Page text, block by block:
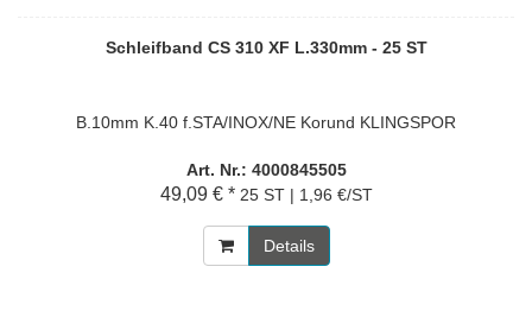
Schleifband CS 310 XF L.330mm - 25 ST
B.10mm K.40 f.STA/INOX/NE Korund KLINGSPOR
Art. Nr.: 4000845505
49,09 € * 25 ST | 1,96 €/ST
Details